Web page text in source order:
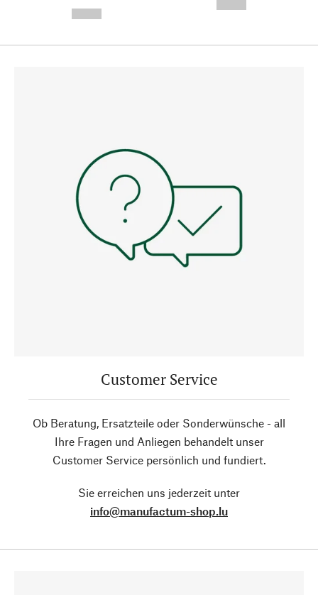
Customer Service
Ob Beratung, Ersatzteile oder Sonderwünsche - all
Ihre Fragen und Anliegen behandelt unser
Customer Service persönlich und fundiert.
Sie erreichen uns jederzeit unter
info@manufactum-shop.lu